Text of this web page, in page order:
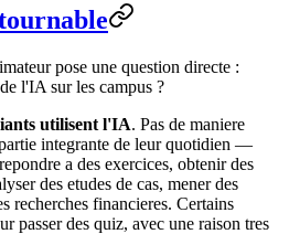
pose une question directe :
l'IA sur les campus ?
utilisent l'IA. Pas de maniere
integrante de leur quotidien —
a des exercices, obtenir des
des etudes de cas, mener des
recherches financieres. Certains
passer des quiz, avec une raison tres